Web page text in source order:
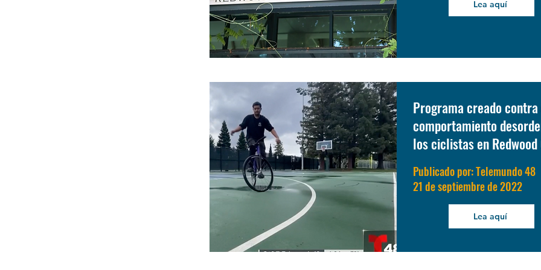
Lea aquí
Programa creado
comportamiento
los ciclistas en
Publicado por: Telemundo 48
21 de septiembre de 2022
Lea aquí